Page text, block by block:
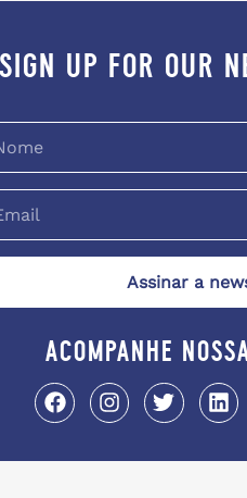
sign up for our
Assinar a
acompanhe